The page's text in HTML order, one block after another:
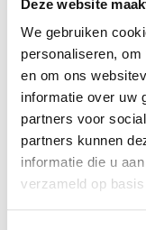
Deze website
We gebruiken
personaliseren,
en om ons
informatie over uw
partners voor
partners kunnen
informatie die u
verzameld op
Name der Firma